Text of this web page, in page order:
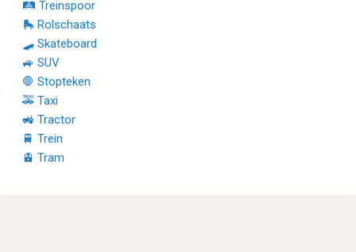
🛤 Treinspoor
🛼 Rolschaats
🛹 Skateboard
🚙 SUV
🛑 Stopteken
🚕 Taxi
🚜 Tractor
🚆 Trein
🚊 Tram